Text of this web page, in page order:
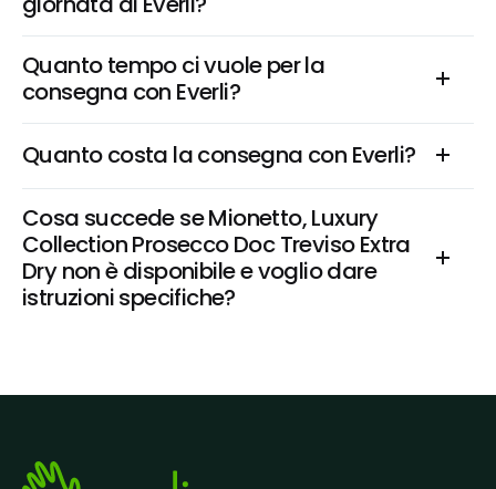
Quanto tempo ci vuole per la
consegna con Everli?
Quanto costa la consegna con Everli?
Cosa succede se Mionetto, Luxury
Collection Prosecco Doc Treviso Extra
Dry non è disponibile e voglio dare
istruzioni specifiche?